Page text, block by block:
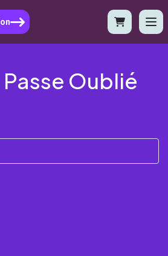
Oublié